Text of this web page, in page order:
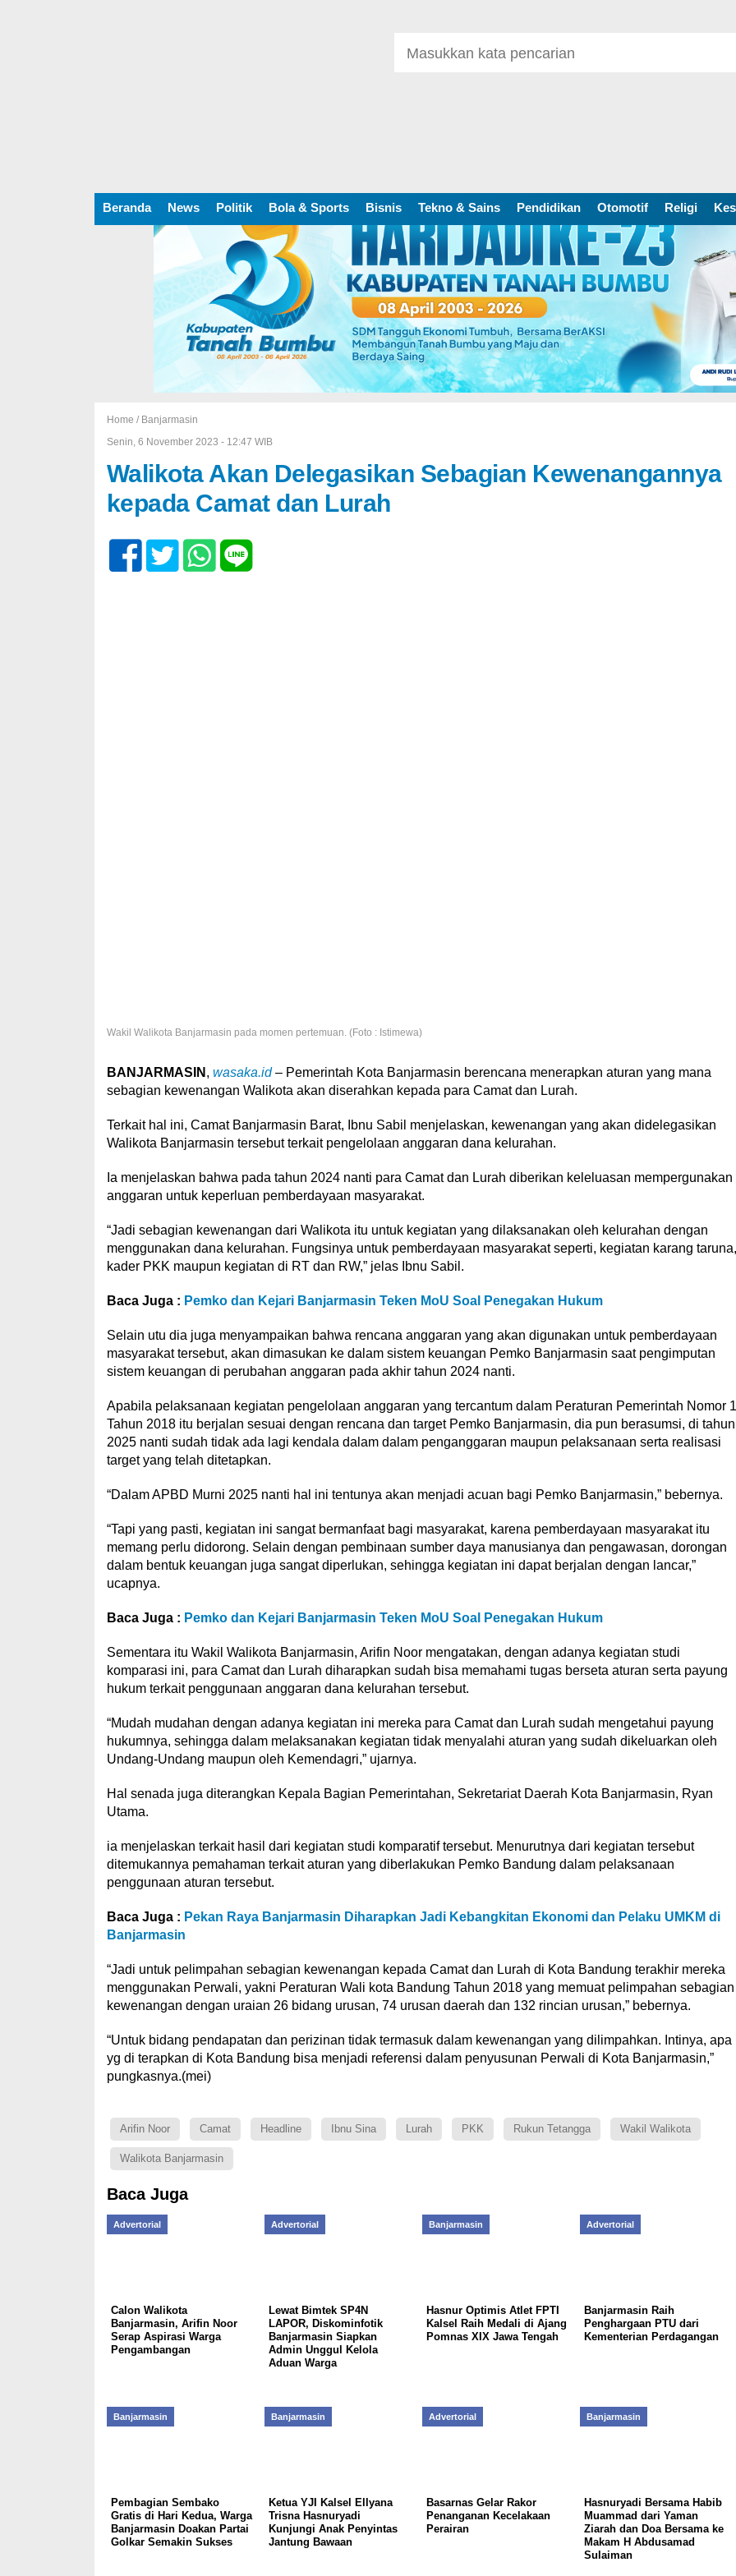
Beranda News Politik Bola & Sports Bisnis Tekno & Sains Pendidikan Otomotif Religi
Home / Banjarmasin
Senin, 6 November 2023 - 12:47 WIB
Walikota Akan Delegasikan Sebagian Kewenangannya
kepada Camat dan Lurah
Wakil Walikota Banjarmasin pada momen pertemuan. (Foto : Istimewa)
BANJARMASIN , wasaka.id– Pemerintah Kota Banjarmasin berencana menerapkan aturan yang mana
sebagian kewenangan Walikota akan diserahkan kepada para Camat dan Lurah.
Terkait hal ini, Camat Banjarmasin Barat, Ibnu Sabil menjelaskan, kewenangan yang akan didelegasikan
Walikota Banjarmasin tersebut terkait pengelolaan anggaran dana kelurahan.
Ia menjelaskan bahwa pada tahun 2024 nanti para Camat dan Lurah diberikan keleluasan mempergunakan
anggaran untuk keperluan pemberdayaan masyarakat.
“Jadi sebagian kewenangan dari Walikota itu untuk kegiatan yang dilaksanakan oleh kelurahan dengan
menggunakan dana kelurahan. Fungsinya untuk pemberdayaan masyarakat seperti, kegiatan karang taruna,
kader PKK maupun kegiatan di RT dan RW,” jelas Ibnu Sabil.
Baca Juga : Pemko dan Kejari Banjarmasin Teken MoU Soal Penegakan Hukum
Selain utu dia juga menyampaikan bahwa rencana anggaran yang akan digunakan untuk pemberdayaan
masyarakat tersebut, akan dimasukan ke dalam sistem keuangan Pemko Banjarmasin saat pengimputan
sistem keuangan di perubahan anggaran pada akhir tahun 2024 nanti.
Apabila pelaksanaan kegiatan pengelolaan anggaran yang tercantum dalam Peraturan Pemerintah Nomor 1
Tahun 2018 itu berjalan sesuai dengan rencana dan target Pemko Banjarmasin, dia pun berasumsi, di tahun
2025 nanti sudah tidak ada lagi kendala dalam dalam penganggaran maupun pelaksanaan serta realisasi
target yang telah ditetapkan.
“Dalam APBD Murni 2025 nanti hal ini tentunya akan menjadi acuan bagi Pemko Banjarmasin,” bebernya.
“Tapi yang pasti, kegiatan ini sangat bermanfaat bagi masyarakat, karena pemberdayaan masyarakat itu
memang perlu didorong. Selain dengan pembinaan sumber daya manusianya dan pengawasan, dorongan
dalam bentuk keuangan juga sangat diperlukan, sehingga kegiatan ini dapat berjalan dengan lancar,”
ucapnya.
Baca Juga : Pemko dan Kejari Banjarmasin Teken MoU Soal Penegakan Hukum
Sementara itu Wakil Walikota Banjarmasin, Arifin Noor mengatakan, dengan adanya kegiatan studi
komparasi ini, para Camat dan Lurah diharapkan sudah bisa memahami tugas berseta aturan serta payung
hukum terkait penggunaan anggaran dana kelurahan tersebut.
“Mudah mudahan dengan adanya kegiatan ini mereka para Camat dan Lurah sudah mengetahui payung
hukumnya, sehingga dalam melaksanakan kegiatan tidak menyalahi aturan yang sudah dikeluarkan oleh
Undang-Undang maupun oleh Kemendagri,” ujarnya.
Hal senada juga diterangkan Kepala Bagian Pemerintahan, Sekretariat Daerah Kota Banjarmasin, Ryan
Utama.
ia menjelaskan terkait hasil dari kegiatan studi komparatif tersebut. Menurutnya dari kegiatan tersebut
ditemukannya pemahaman terkait aturan yang diberlakukan Pemko Bandung dalam pelaksanaan
penggunaan aturan tersebut.
Baca Juga : Pekan Raya Banjarmasin Diharapkan Jadi Kebangkitan Ekonomi dan Pelaku UMKM di
Banjarmasin
“Jadi untuk pelimpahan sebagian kewenangan kepada Camat dan Lurah di Kota Bandung terakhir mereka
menggunakan Perwali, yakni Peraturan Wali kota Bandung Tahun 2018 yang memuat pelimpahan sebagian
kewenangan dengan uraian 26 bidang urusan, 74 urusan daerah dan 132 rincian urusan,” bebernya.
“Untuk bidang pendapatan dan perizinan tidak termasuk dalam kewenangan yang dilimpahkan. Intinya, apa
yg di terapkan di Kota Bandung bisa menjadi referensi dalam penyusunan Perwali di Kota Banjarmasin,”
pungkasnya.(mei)
Arifin Noor Camat Headline Ibnu Sina Lurah PKK Rukun Tetangga Wakil Walikota
Walikota Banjarmasin
Baca Juga
Advertorial
Calon Walikota
Banjarmasin, Arifin Noor
Serap Aspirasi Warga
Pengambangan
Advertorial
Lewat Bimtek SP4N
LAPOR, Diskominfotik
Banjarmasin Siapkan
Admin Unggul Kelola
Aduan Warga
Banjarmasin
Hasnur Optimis Atlet FPTI
Kalsel Raih Medali di Ajang
Pomnas XIX Jawa Tengah
Advertorial
Banjarmasin Raih
Penghargaan PTU dari
Kementerian Perdagangan
Banjarmasin
Pembagian Sembako
Gratis di Hari Kedua, Warga
Banjarmasin Doakan Partai
Golkar Semakin Sukses
Banjarmasin
Ketua YJI Kalsel Ellyana
Trisna Hasnuryadi
Kunjungi Anak Penyintas
Jantung Bawaan
Advertorial
Basarnas Gelar Rakor
Penanganan Kecelakaan
Perairan
Banjarmasin
Hasnuryadi Bersama Habib
Muammad dari Yaman
Ziarah dan Doa Bersama ke
Makam H Abdusamad
Sulaiman